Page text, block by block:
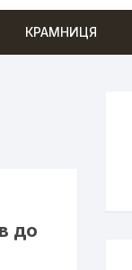
КРАМНИЦЯ
до